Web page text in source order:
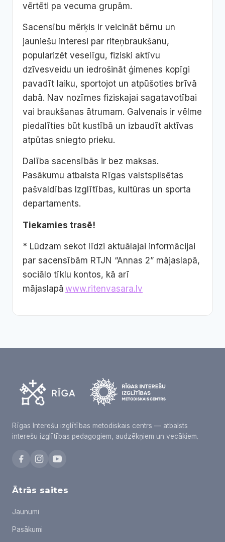
vērtēti pa vecuma grupām.
Sacensību mērķis ir veicināt bērnu un
jauniešu interesi par riteņbraukšanu,
popularizēt veselīgu, fiziski aktīvu
dzīvesveidu un iedrošināt ģimenes kopīgi
pavadīt laiku, sportojot un atpūšoties brīvā
dabā. Nav nozīmes fiziskajai sagatavotībai
vai braukšanas ātrumam. Galvenais ir vēlme
piedalīties būt kustībā un izbaudīt aktīvas
atpūtas sniegto prieku.
Dalība sacensībās ir bez maksas.
Pasākumu atbalsta Rīgas valstspilsētas
pašvaldības Izglītības, kultūras un sporta
departaments.
Tiekamies trasē!
* Lūdzam sekot līdzi aktuālajai informācijai
par sacensībām RTJN “Annas 2” mājaslapā,
sociālo tīklu kontos, kā arī
mājaslapā www.ritenvasara.lv
Rīgas Interešu izglītības metodiskais centrs — atbalsts
interešu izglītības pedagogiem, audzēkņiem un vecākiem.
Ātrās saites
Jaunumi
Pasākumi